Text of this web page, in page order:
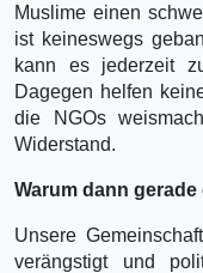
Muslime einen
ist keineswegs
kann es jederzeit
Dagegen helfen
die NGOs
Widerstand.
Warum dann
Unsere
verängstigt und